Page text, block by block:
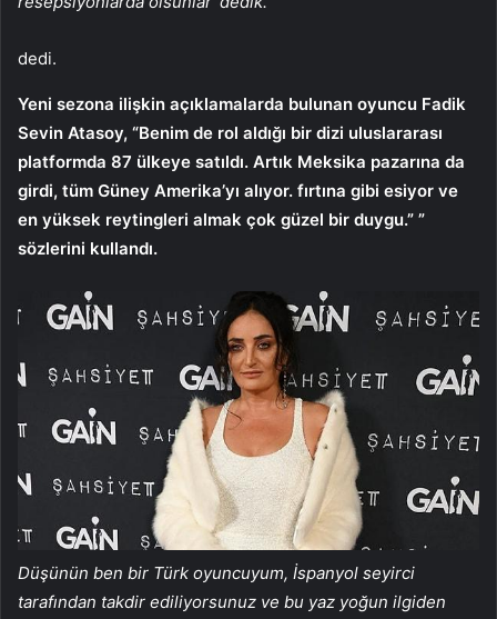
dedi.
Yeni sezona ilişkin açıklamalarda bulunan oyuncu Fadik
Sevin Atasoy, “Benim de rol aldığı bir dizi uluslararası
platformda 87 ülkeye satıldı. Artık Meksika pazarına da
girdi, tüm Güney Amerika’yı alıyor. fırtına gibi esiyor ve
en yüksek reytingleri almak çok güzel bir duygu.” ”
sözlerini kullandı.
Düşünün ben bir Türk oyuncuyum, İspanyol seyirci
tarafından takdir ediliyorsunuz ve bu yaz yoğun ilgiden